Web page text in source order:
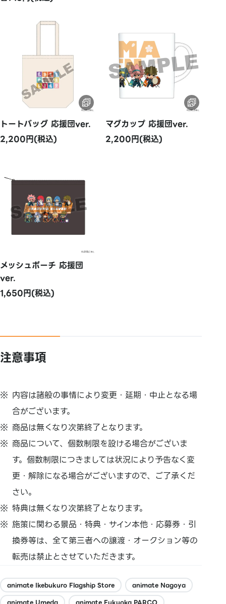
トートバッグ 応援団ver.
2,200円(税込)
マグカップ 応援団ver.
2,200円(税込)
メッシュポーチ 応援団
ver.
1,650円(税込)
注意事項
内容は諸般の事情により変更・延期・中止となる場
合がございます。
商品は無くなり次第終了となります。
商品について、個数制限を設ける場合がございま
す。個数制限につきましては状況により予告なく変
更・解除になる場合がございますので、ご了承くだ
さい。
特典は無くなり次第終了となります。
施策に関わる景品・特典・サイン本他・応募券・引
換券等は、全て第三者への譲渡・オークション等の
転売は禁止とさせていただきます。
animate Ikebukuro Flagship Store
animate Nagoya
animate Umeda
animate Fukuoka PARCO